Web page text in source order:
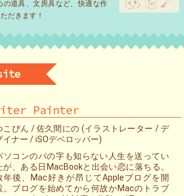
の道具、文房具など、快適な作
だきます！
Painter
こびん / 佐久間にの (イラストレーター / デ
イナー / iSOデベロッパー)
ソコンのパの字も知らない人生を送ってい
が、ある日MacBookと出会い恋に落ちる。
年後、Mac好きが昂じてAppleブログを開
。ブログを始めてから何故かMacのトラブ